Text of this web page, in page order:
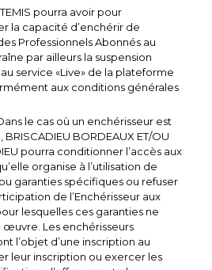
pourra avoir pour
la capacité d’enchérir de
Professionnels Abonnés au
par ailleurs la suspension
service «Live» de la plateforme
aux conditions générales
le cas où un enchérisseur est
BRISCADIEU BORDEAUX ET/OU
pourra conditionner l’accès aux
organise à l’utilisation de
garanties spécifiques ou refuser
de l’Enchérisseur aux
lesquelles ces garanties ne
Les enchérisseurs
l’objet d’une inscription au
leur inscription ou exercer les